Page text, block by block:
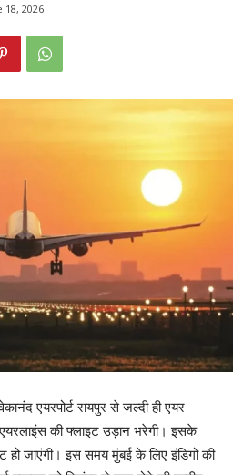
18, 2026
एयरपोर्ट रायपुर से जल्दी ही एयर
की फ्लाइट उड़ान भरेगी। इसके
जाएंगी। इस समय मुंबई के लिए इंडिगो की